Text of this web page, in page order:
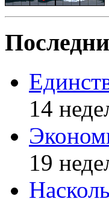
14
19